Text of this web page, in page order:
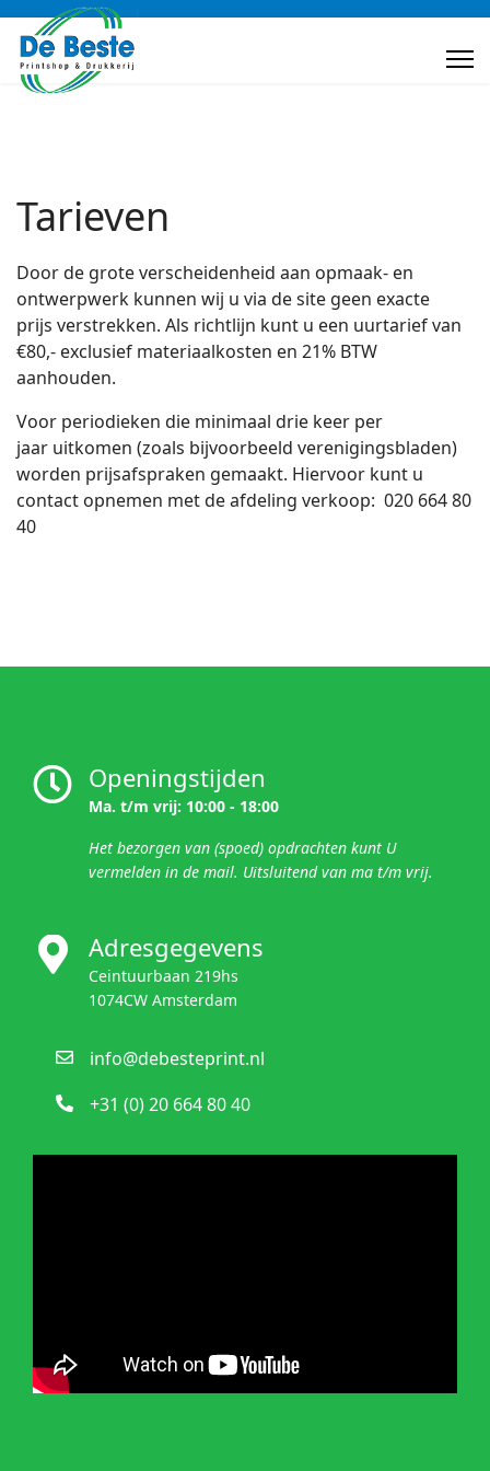
Tarieven
Door de grote verscheidenheid aan opmaak- en
ontwerpwerk kunnen wij u via de site geen exacte
prijs verstrekken. Als richtlijn kunt u een uurtarief van
€80,- exclusief materiaalkosten en 21% BTW
aanhouden.
Voor periodieken die minimaal drie keer per
jaar uitkomen (zoals bijvoorbeeld verenigingsbladen)
worden prijsafspraken gemaakt. Hiervoor kunt u
contact opnemen met de afdeling verkoop: 020 664 80
40
Openingstijden
Ma. t/m vrij: 10:00 - 18:00
Het bezorgen van (spoed) opdrachten kunt U
vermelden in de mail. Uitsluitend van ma t/m vrij.
Adresgegevens
Ceintuurbaan 219hs
1074CW Amsterdam
info@debesteprint.nl
+31 (0) 20 664 80 40